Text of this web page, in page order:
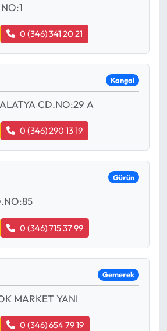
0 (346) 341 20 21
Kangal
CD.NO:29 A
0 (346) 290 13 19
Gürün
0 (346) 715 37 99
Gemerek
MARKET YANI
0 (346) 654 79 19